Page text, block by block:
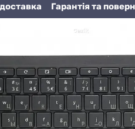
Гарантія та